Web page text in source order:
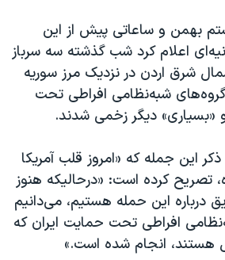
بهمن و ساعاتی پیش از این
اعلام کرد شب گذشته سه سرباز
شرق اردن در نزدیک مرز سوریه
شبه‌نظامی افراطی تحت
«بسیاری» دیگر زخمی شدند.
ذکر این جمله که «امروز قلب آمریکا
تصریح کرده است: «درحالیکه هنوز
درباره این حمله هستیم، می‌دانیم
افراطی تحت حمایت ایران که
هستند، انجام شده است.»